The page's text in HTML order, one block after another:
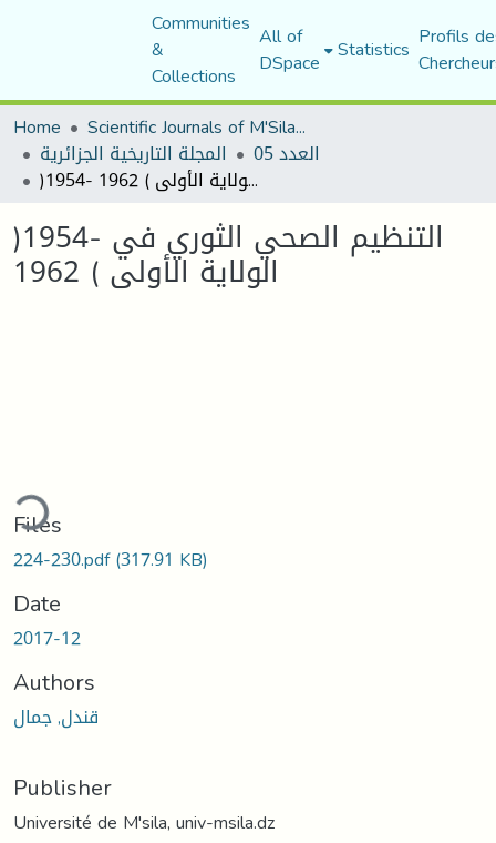
Communities
&
Collections
All of
DSpace Statistics Profils
Home
Scientific Journals of M'Sila University
المجلة التاريخية الجزائرية العدد 05
)1954- التنظيم الصحي الثوري في الولاية الأولى ) 1962
)1954- التنظيم الصحي الثوري في
الولاية الأولى ) 1962
Files
224-230.pdf(317.91 KB)
Date
2017-12
Authors
قندل, جمال
Publisher
Université de M'sila, univ-msila.dz